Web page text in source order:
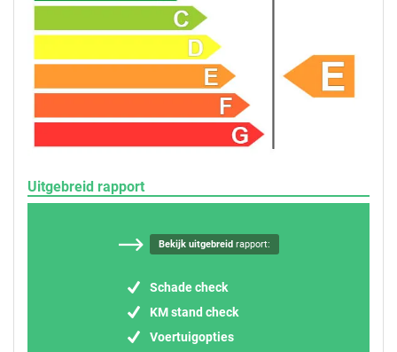
Uitgebreid rapport
Bekijk uitgebreidrapport:
Schade check
KM stand check
Voertuigopties